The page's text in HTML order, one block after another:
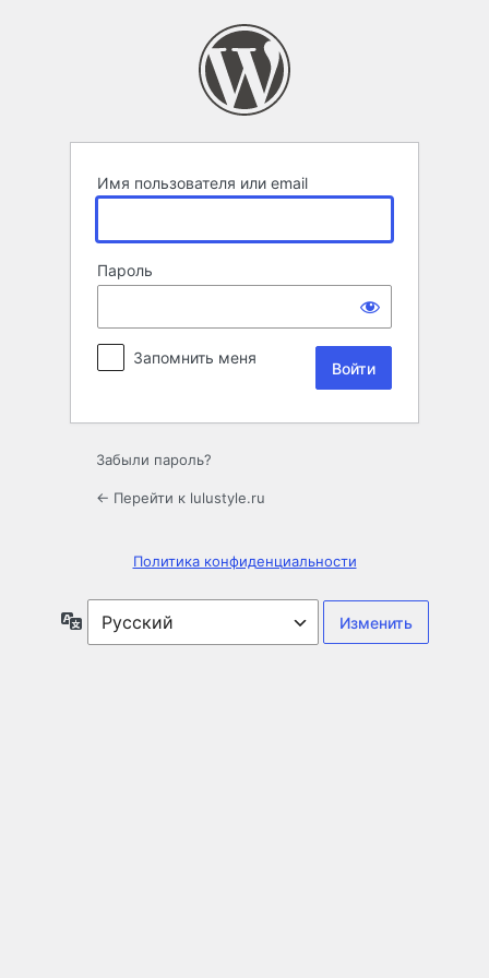
Имя пользователя или email
Пароль
Запомнить меня
Забыли пароль?
← Перейти к lulustyle.ru
Политика конфиденциальности
Язык